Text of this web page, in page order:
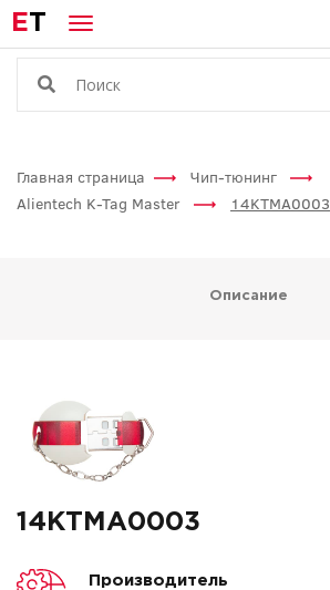
ET
Главная страница
Чип-тюнинг
Alientech K-Tag Master
14KTMA0003
Описание
14KTMA0003
Производитель